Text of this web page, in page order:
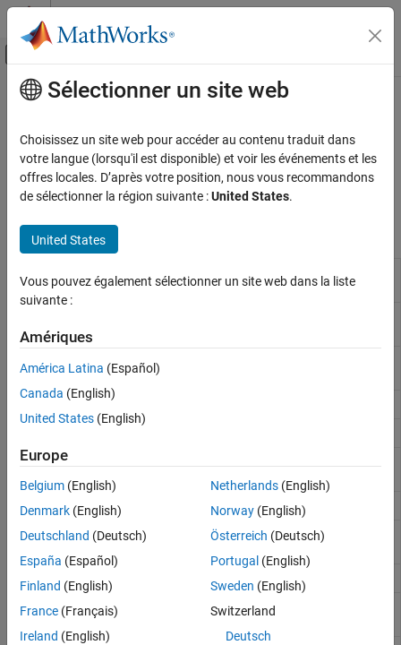
Passer au contenu
Activer/désactiver l'affichage du menu
Accueil de la documentation
Radar Toolbox
Scenario Generation
Ground Truth Trajectories
Scenario Visualization
Contenu principal
Scenario Visualization
Plot objects, detections, and tracks in a radar tracking scenario
Use theater plot to display the scenario. Plot object positions,
detections, track and orientation and other scenario properties.
Functions
in Scenario
findPlotter
clearPlotterData
plotCoverage
detectionPlotter Create detection plotter
plotDetection
Plot set of detections in theater
orientationPlotter Create orientation plotter
plotOrientation
Plot set of orientations in orientation
Sélectionner un site web
Choisissez un site web pour accéder au contenu traduit dans
votre langue (lorsqu'il est disponible) et voir les événements et les
offres locales. D’après votre position, nous vous recommandons
de sélectionner la région suivante :United States.
United States
Vous pouvez également sélectionner un site web dans la liste
suivante :
Amériques
América Latina (Español)
Canada (English)
United States (English)
Europe
Belgium (English)
Denmark (English)
Deutschland (Deutsch)
España (Español)
Finland (English)
France (Français)
Ireland (English)
Netherlands(English)
Norway(English)
Österreich (Deutsch)
Portugal (English)
Sweden (English)
Switzerland
Deutsch